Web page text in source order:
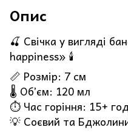
Опис
🍒 Свічка у вигляді
happiness» 🕯️
📏 Розмір: 7 см
🌡️ Обʼєм: 120 мл
⏱️ Час горіння: 15+
💡 Соєвий та